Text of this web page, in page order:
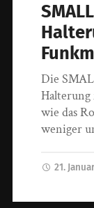
Die
Halterung
wie das
weniger
21.